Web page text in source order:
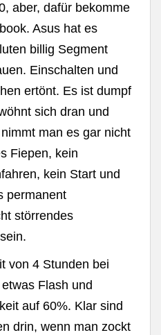
aber, dafür bekomme
Asus hat es
billig Segment
Einschalten und
ertönt. Es ist dumpf
sich dran und
man es gar nicht
Fiepen, kein
kein Start und
permanent
störrendes
von 4 Stunden bei
Flash und
auf 60%. Klar sind
drin, wenn man zockt